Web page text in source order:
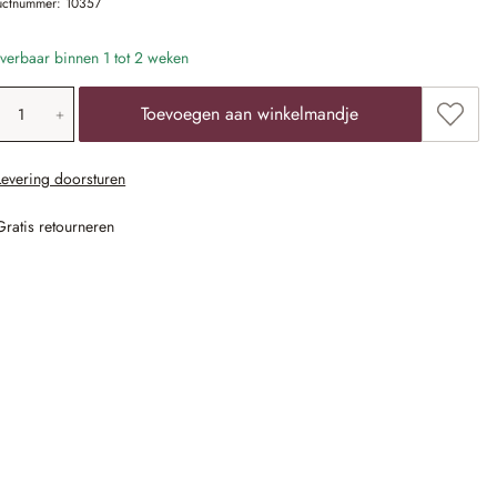
binnen 1 tot 2 weken
voer de gewenste
Toevoegen aan winkelmandje
doorsturen
retourneren